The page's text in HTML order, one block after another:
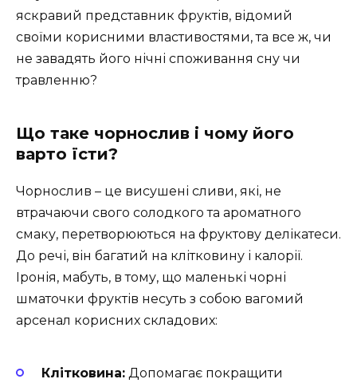
яскравий представник фруктів, відомий
своїми корисними властивостями, та все ж, чи
не завадять його нічні споживання сну чи
травленню?
Що таке чорнослив і чому його
варто їсти?
Чорнослив – це висушені сливи, які, не
втрачаючи свого солодкого та ароматного
смаку, перетворюються на фруктову делікатеси.
До речі, він багатий на клітковину і калорії.
Іронія, мабуть, в тому, що маленькі чорні
шматочки фруктів несуть з собою вагомий
арсенал корисних складових:
Клітковина: Допомагає покращити